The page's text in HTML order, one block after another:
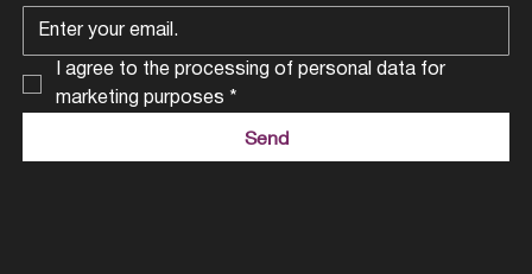
I agree to the processing of personal data for
marketing purposes *
Send